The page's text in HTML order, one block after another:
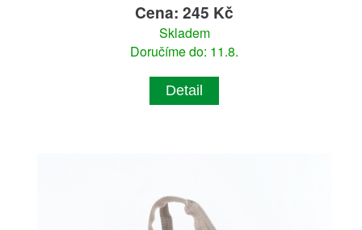
Cena: 245 Kč
Skladem
Doručíme do: 11.8.
Detail